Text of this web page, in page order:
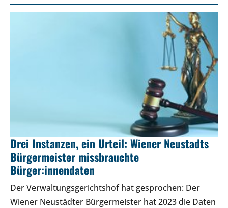
Drei Instanzen, ein Urteil: Wiener Neustadts
Bürgermeister missbrauchte
Bürger:innendaten
Der Verwaltungsgerichtshof hat gesprochen: Der
Wiener Neustädter Bürgermeister hat 2023 die Daten